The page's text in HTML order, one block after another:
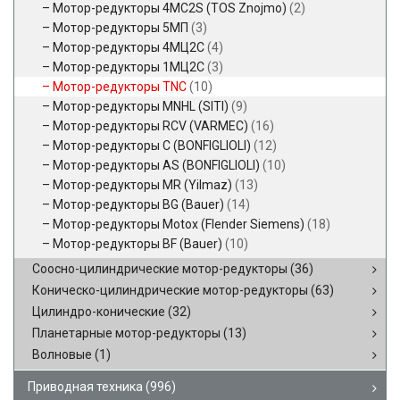
Мотор-редукторы 4MC2S (TOS Znojmo) (2)
Мотор-редукторы 5МП (3)
Мотор-редукторы 4МЦ2С(4)
Мотор-редукторы 1МЦ2С(3)
Мотор-редукторы TNC(10)
Мотор-редукторы MNHL (SITI) (9)
Мотор-редукторы RCV (VARMEC) (16)
Мотор-редукторы C (BONFIGLIOLI) (12)
Мотор-редукторы AS (BONFIGLIOLI) (10)
Мотор-редукторы MR (Yilmaz) (13)
Мотор-редукторы BG (Bauer) (14)
Мотор-редукторы Motox (Flender Siemens) (18)
Мотор-редукторы BF (Bauer) (10)
Соосно-цилиндрические мотор-редукторы (36)
Коническо-цилиндрические мотор-редукторы (63)
Цилиндро-конические (32)
Планетарные мотор-редукторы (13)
Волновые (1)
Приводная техника (996)